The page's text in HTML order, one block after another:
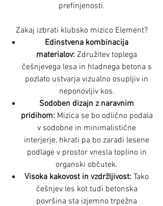
prefinjenosti.
Zakaj izbrati klubsko mizico Element?
Edinstvena kombinacija
materialov: Združitev toplega
češnjevega lesa in hladnega betona s
pozlato ustvarja vizualno osupljiv in
neponovljiv kos.
Sodoben dizajn z naravnim
pridihom: Mizica se bo odlično podala
v sodobne in minimalistične
interjerje, hkrati pa bo zaradi lesene
podlage v prostor vnesla toplino in
organski občutek.
Visoka kakovost in vzdržljivost: Tako
češnjev les kot tudi betonska
površina sta izjemno trpežna